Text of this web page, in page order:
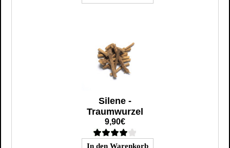
Silene -
Traumwurzel
9,90€